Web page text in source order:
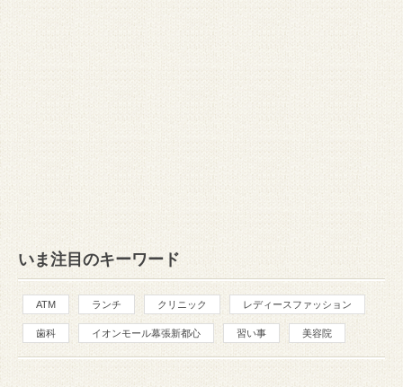
いま注目のキーワード
ATM ランチ クリニック レディースファッション
歯科 イオンモール幕張新都心 習い事 美容院